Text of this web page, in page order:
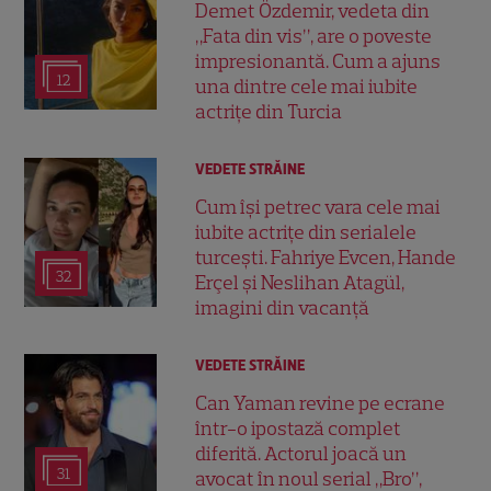
12
Demet Özdemir, vedeta din
„Fata din vis”, are o poveste
impresionantă. Cum a ajuns
una dintre cele mai iubite
actrițe din Turcia
32
VEDETE STRĂINE
Cum își petrec vara cele mai
iubite actrițe din serialele
turcești. Fahriye Evcen, Hande
Erçel și Neslihan Atagül,
imagini din vacanță
31
VEDETE STRĂINE
Can Yaman revine pe ecrane
într-o ipostază complet
diferită. Actorul joacă un
avocat în noul serial „Bro”,